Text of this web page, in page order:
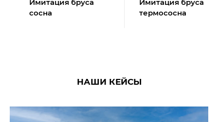
Имитация бруса
сосна
Имитация бруса
термососна
НАШИ КЕЙСЫ